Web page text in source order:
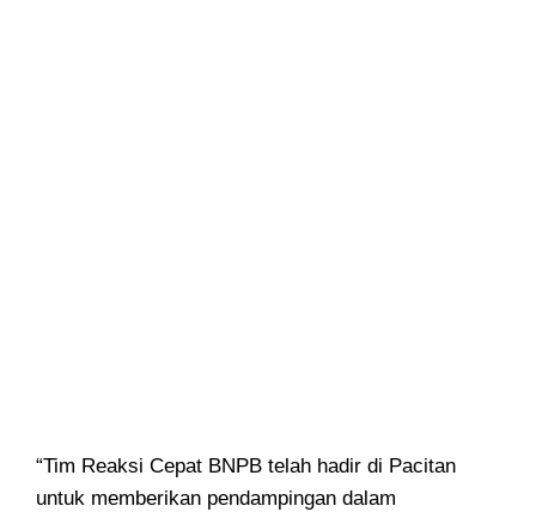
“Tim Reaksi Cepat BNPB telah hadir di Pacitan
untuk memberikan pendampingan dalam